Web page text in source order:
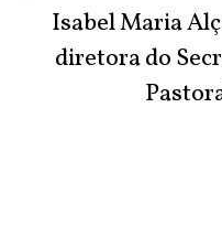
Isabel Maria
diretora do